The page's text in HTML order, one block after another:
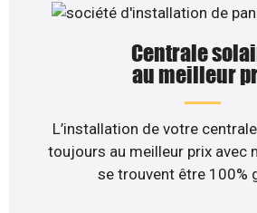
Centrale
au meilleur
L’installation de votre
toujours au meilleur prix avec
se trouvent être 100%